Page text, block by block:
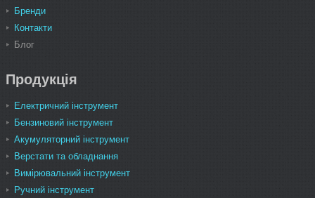
Бренди
Контакти
Блог
Продукція
Електричний інструмент
Бензиновий інструмент
Акумуляторний інструмент
Верстати та обладнання
Вимірювальний інструмент
Ручний інструмент